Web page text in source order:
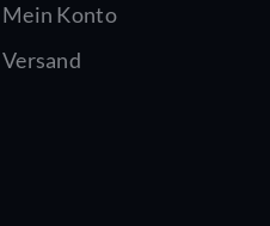
Mein Konto
Versand